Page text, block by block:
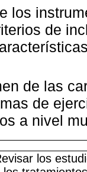
los
de
de las
de
a nivel
los